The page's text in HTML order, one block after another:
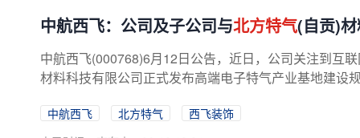
中航西飞：公司及子公司与北方特气(自贡)
中航西飞(000768)6月12日公告，近日，公司关注到互
材料科技有限公司正式发布高端电子特气产业基地建设
中航西飞 北方特气
西飞装饰